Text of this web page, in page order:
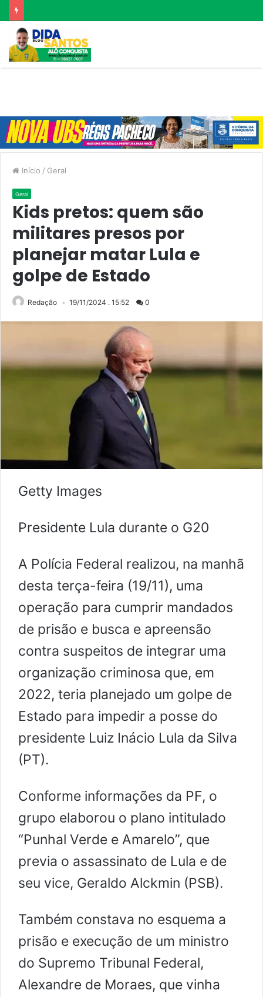
Início / Geral
Geral
Kids pretos: quem são
militares presos por
planejar matar Lula e
golpe de Estado
Redação 19/11/2024 . 15:52 0
Getty Images
Presidente Lula durante o G20
A Polícia Federal realizou, na manhã
desta terça-feira (19/11), uma
operação para cumprir mandados
de prisão e busca e apreensão
contra suspeitos de integrar uma
organização criminosa que, em
2022, teria planejado um golpe de
Estado para impedir a posse do
presidente Luiz Inácio Lula da Silva
(PT).
Conforme informações da PF, o
grupo elaborou o plano intitulado
“Punhal Verde e Amarelo”, que
previa o assassinato de Lula e de
seu vice, Geraldo Alckmin (PSB).
Também constava no esquema a
prisão e execução de um ministro
do Supremo Tribunal Federal,
Alexandre de Moraes, que vinha